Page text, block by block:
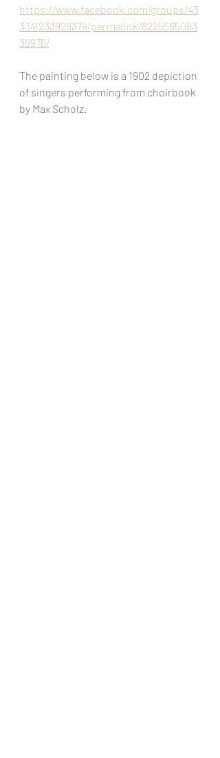
https://www.facebook.com/groups/43
3341233928374/permalink/8225585083
39976/
The painting below is a 1902 depiction
of singers performing from choirbook
by Max Scholz.